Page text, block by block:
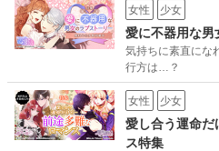
女性 少女
愛に不器用な男
気持ちに素直にな
行方は…？
女性 少女
愛し合う運命だ
ス特集